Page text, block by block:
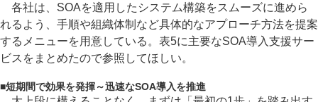
各社は、SOAを適用したシステム構築をスムーズに進めら
れるよう、手順や組織体制など具体的なアプローチ方法を提案
するメニューを用意している。表5に主要なSOA導入支援サー
ビスをまとめたので参照してほしい。
■短期間で効果を発揮～迅速なSOA導入を推進